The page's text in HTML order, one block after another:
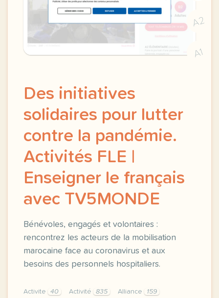
A2
A1
Des initiatives
solidaires pour lutter
contre la pandémie.
Activités FLE |
Enseigner le français
avec TV5MONDE
Bénévoles, engagés et volontaires :
rencontrez les acteurs de la mobilisation
marocaine face au coronavirus et aux
besoins des personnels hospitaliers.
Activite 40 Activité 835 Alliance
159